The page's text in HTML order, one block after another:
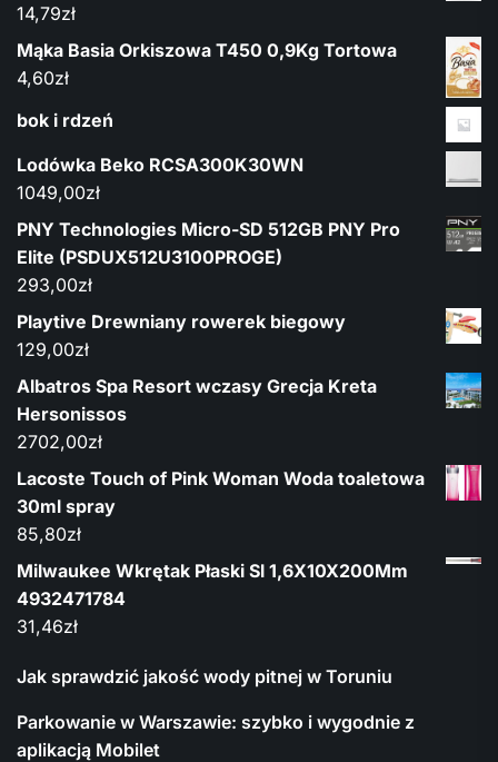
14,79zł
Mąka Basia Orkiszowa T450 0,9Kg Tortowa
4,60zł
bok i rdzeń
Lodówka Beko RCSA300K30WN
1049,00zł
PNY Technologies Micro-SD 512GB PNY Pro
Elite (PSDUX512U3100PROGE)
293,00zł
Playtive Drewniany rowerek biegowy
129,00zł
Albatros Spa Resort wczasy Grecja Kreta
Hersonissos
2702,00zł
Lacoste Touch of Pink Woman Woda toaletowa
30ml spray
85,80zł
Milwaukee Wkrętak Płaski Sl 1,6X10X200Mm
4932471784
31,46zł
Jak sprawdzić jakość wody pitnej w Toruniu
Parkowanie w Warszawie: szybko i wygodnie z
aplikacją Mobilet